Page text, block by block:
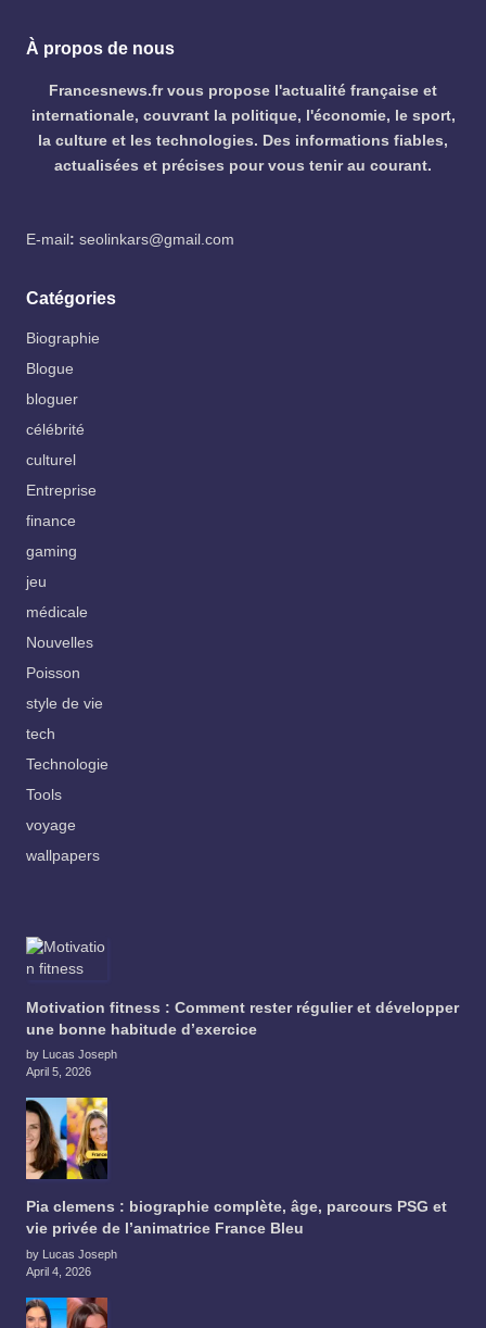
À propos de nous
Francesnews.fr vous propose l'actualité française et
internationale, couvrant la politique, l'économie, le sport,
la culture et les technologies. Des informations fiables,
actualisées et précises pour vous tenir au courant.
E-mail: seolinkars@gmail.com
Catégories
Biographie
Blogue
bloguer
célébrité
culturel
Entreprise
finance
gaming
jeu
médicale
Nouvelles
Poisson
style de vie
tech
Technologie
Tools
voyage
wallpapers
Motivation fitness : Comment rester régulier et développer
une bonne habitude d’exercice
by Lucas Joseph
April 5, 2026
Pia clemens : biographie complète, âge, parcours PSG et
vie privée de l’animatrice France Bleu
by Lucas Joseph
April 4, 2026